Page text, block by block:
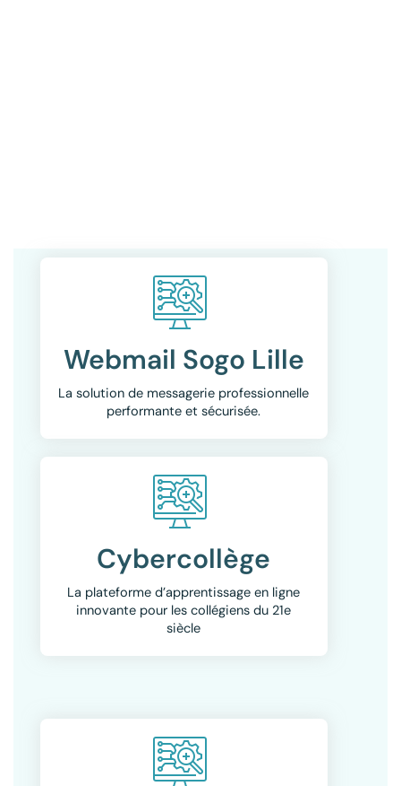
Webmail Sogo Lille
La solution de messagerie professionnelle
performante et sécurisée.
Cybercollège
La plateforme d’apprentissage en ligne
innovante pour les collégiens du 21e
siècle